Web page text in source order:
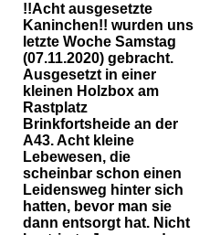
!!Acht ausgesetzte
Kaninchen!! wurden uns
letzte Woche Samstag
(07.11.2020) gebracht.
Ausgesetzt in einer
kleinen Holzbox am
Rastplatz
Brinkfortsheide an der
A43. Acht kleine
Lebewesen, die
scheinbar schon einen
Leidensweg hinter sich
hatten, bevor man sie
dann entsorgt hat. Nicht